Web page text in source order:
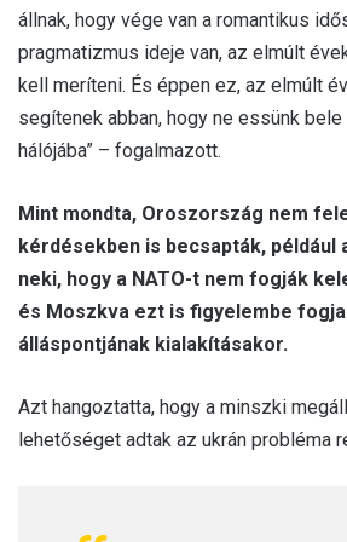
állnak, hogy vége van a romantikus
pragmatizmus ideje van, az elmúlt
kell meríteni. És éppen ez, az elmúlt
segítenek abban, hogy ne essünk
hálójába” – fogalmazott.
Mint mondta, Oroszország nem
kérdésekben is becsapták,
neki, hogy a NATO-t nem fogják
és Moszkva ezt is figyelembe
álláspontjának kialakításakor.
Azt hangoztatta, hogy a minszki
lehetőséget adtak az ukrán probléma